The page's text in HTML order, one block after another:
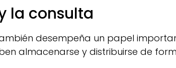
la consulta
desempeña un papel
almacenarse y distribuirse de